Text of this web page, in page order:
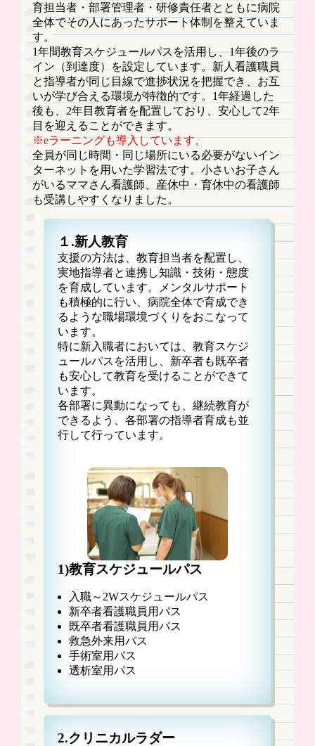
育担当者・部署管理者・研修責任者とともに病院
全体でその人にあったサポート体制を整えていま
す。
1年間教育スケジュールパスを活用し、1年後のラ
イン（到達度）を設定しています。新人看護職員
と指導者が同じ目線で進捗状況を把握でき、お互
いが学び合える環境が特徴的です。1年経過した
後も、2年目教育者を配置しており、安心して2年
目を迎えることができます。
※eラーニングも導入しています。
全員が同じ時間・同じ場所にいる必要がないイン
ターネットを用いた学習法です。小さいお子さん
がいるママさん看護師、産休中・育休中の看護師
も受講しやすくなりました。
１.新人教育
支援の方法は、教育担当者を配置し、
実地指導者と連携し知識・技術・態度
を育成しています。メンタルサポート
も積極的に行い、病院全体で育成でき
るような職場環境づくりをおこなって
います。
特に新入職者においては、教育スケジ
ュールパスを活用し、新卒者も既卒者
も安心して教育を受けることができて
います。
各部署に異動になっても、継続教育が
できるよう、各部署の指導者育成も並
行して行っています。
1)教育スケジュールパス
入職～2Wスケジュールパス
新卒者看護職員用パス
既卒者看護職員用パス
救急外来用パス
手術室用パス
透析室用パス
2.クリニカルラダー